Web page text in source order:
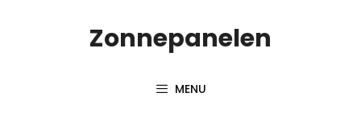
Zonnepanelen
MENU